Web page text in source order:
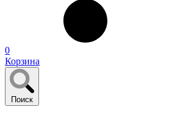
0
Корзина
Поиск